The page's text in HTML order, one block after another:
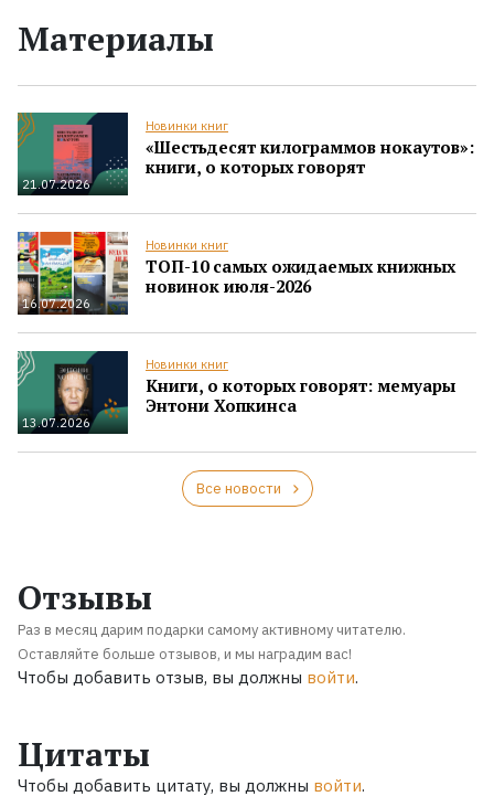
Материалы
21.07.2026
Новинки книг
«Шестьдесят килограммов нокаутов»:
книги, о которых говорят
16.07.2026
Новинки книг
ТОП-10 самых ожидаемых книжных
новинок июля-2026
13.07.2026
Новинки книг
Книги, о которых говорят: мемуары
Энтони Хопкинса
Все новости
Отзывы
Раз в месяц дарим подарки самому активному читателю.
Оставляйте больше отзывов, и мы наградим вас!
Чтобы добавить отзыв, вы должны войти.
Цитаты
Чтобы добавить цитату, вы должны войти.